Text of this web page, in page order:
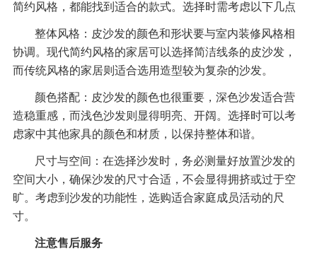
简约风格，都能找到适合的款式。选择时需考虑以下几点
整体风格：皮沙发的颜色和形状要与室内装修风格相
协调。现代简约风格的家居可以选择简洁线条的皮沙发，
而传统风格的家居则适合选用造型较为复杂的沙发。
颜色搭配：皮沙发的颜色也很重要，深色沙发适合营
造稳重感，而浅色沙发则显得明亮、开阔。选择时可以考
虑家中其他家具的颜色和材质，以保持整体和谐。
尺寸与空间：在选择沙发时，务必测量好放置沙发的
空间大小，确保沙发的尺寸合适，不会显得拥挤或过于空
旷。考虑到沙发的功能性，选购适合家庭成员活动的尺
寸。
注意售后服务